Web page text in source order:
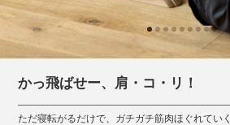
かっ飛ばせー、肩・コ・リ！
ただ寝転がるだけで、ガチガチ筋肉ほぐれていく